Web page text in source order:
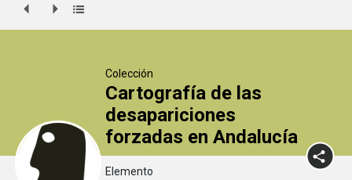
Colección
Cartografía de las
desapariciones
forzadas en Andalucía
Elemento